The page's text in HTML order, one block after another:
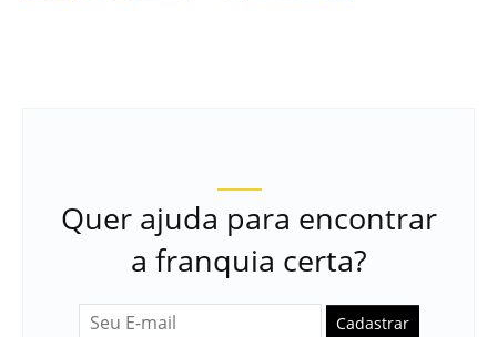
Quer ajuda para encontrar
a franquia certa?
Cadastrar